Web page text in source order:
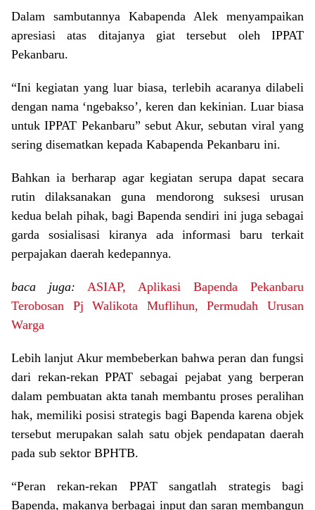
Dalam sambutannya Kabapenda Alek menyampaikan
apresiasi atas ditajanya giat tersebut oleh IPPAT
Pekanbaru.
“Ini kegiatan yang luar biasa, terlebih acaranya dilabeli
dengan nama ‘ngebakso’, keren dan kekinian. Luar biasa
untuk IPPAT Pekanbaru” sebut Akur, sebutan viral yang
sering disematkan kepada Kabapenda Pekanbaru ini.
Bahkan ia berharap agar kegiatan serupa dapat secara
rutin dilaksanakan guna mendorong suksesi urusan
kedua belah pihak, bagi Bapenda sendiri ini juga sebagai
garda sosialisasi kiranya ada informasi baru terkait
perpajakan daerah kedepannya.
baca juga:
ASIAP, Aplikasi Bapenda Pekanbaru
Terobosan Pj Walikota Muflihun, Permudah Urusan
Warga
Lebih lanjut Akur membeberkan bahwa peran dan fungsi
dari rekan-rekan PPAT sebagai pejabat yang berperan
dalam pembuatan akta tanah membantu proses peralihan
hak, memiliki posisi strategis bagi Bapenda karena objek
tersebut merupakan salah satu objek pendapatan daerah
pada sub sektor BPHTB.
“Peran rekan-rekan PPAT sangatlah strategis bagi
Bapenda, makanya berbagai input dan saran membangun